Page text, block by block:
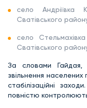
село Андріївка
Сватівського
село
Сватівського
За словами
звільнення населених
стабілізаційні
повністю